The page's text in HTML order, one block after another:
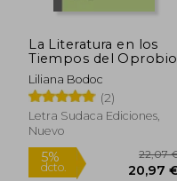
La Literatura en los
Tiempos del Oprobio
Liliana Bodoc
(2)
Letra Sudaca Ediciones,
Nuevo